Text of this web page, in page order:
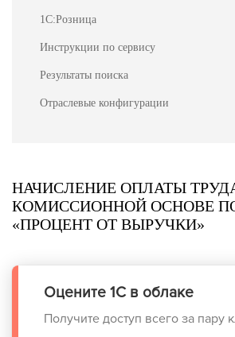
1С:Розница
Инструкции по сервису
Результаты поиска
Отраслевые конфигурации
НАЧИСЛЕНИЕ ОПЛАТЫ
КОМИССИОННОЙ ОСНОВЕ
«ПРОЦЕНТ ОТ ВЫРУЧКИ»
Оцените 1С в облаке
Получите доступ всего за пару